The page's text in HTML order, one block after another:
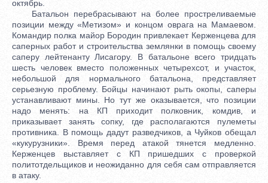
октябрь.
Батальон перебрасывают на более простреливаемые
позиции между «Метизом» и концом оврага на Мамаевом.
Командир полка майор Бородин привлекает Керженцева для
саперных работ и строительства землянки в помощь своему
саперу лейтенанту Лисагору. В батальоне всего тридцать
шесть человек вместо положенных четырехсот, и участок,
небольшой для нормального батальона, представляет
серьезную проблему. Бойцы начинают рыть окопы, саперы
устанавливают мины. Но тут же оказывается, что позиции
надо менять: на КП приходит полковник, комдив, и
приказывает занять сопку, где располагаются пулеметы
противника. В помощь дадут разведчиков, а Чуйков обещал
«кукурузники». Время перед атакой тянется медленно.
Керженцев выставляет с КП пришедших с проверкой
политотдельщиков и неожиданно для себя сам отправляется
в атаку.